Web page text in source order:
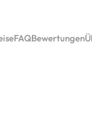
FAQBewertungen